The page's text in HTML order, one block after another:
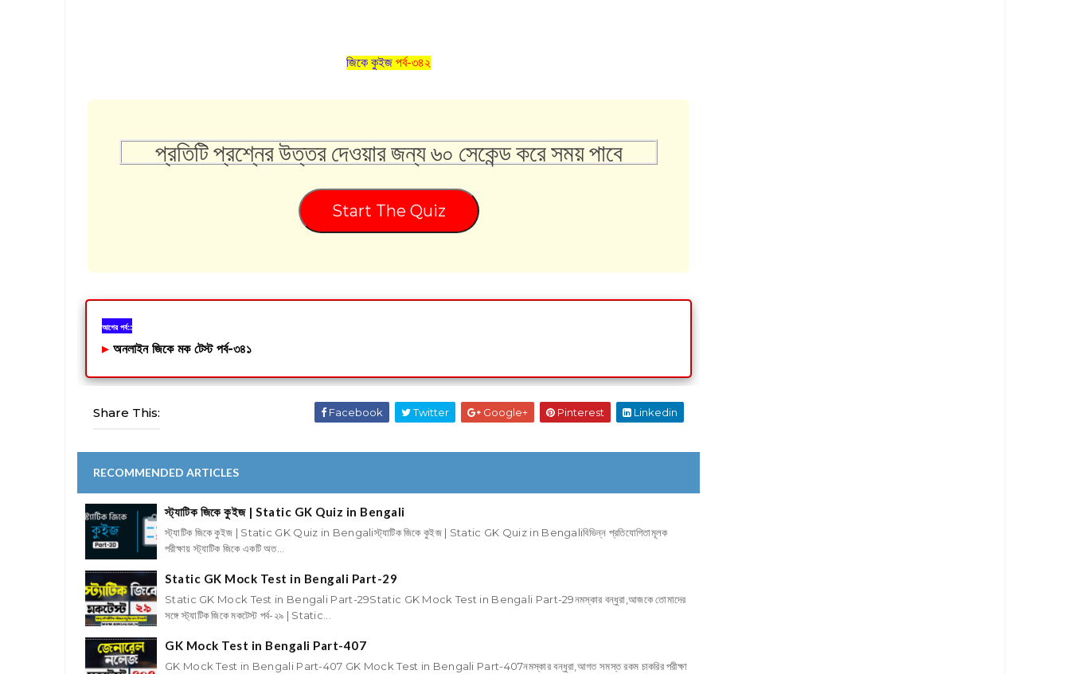
জিকে কুইজ পর্ব-৩৪২
প্রতিটি প্রশ্নের উত্তর দেওয়ার জন্য ৬০ সেকেন্ড করে সময় পাবে
Start The Quiz
আগের পর্ব::
▸ অনলাইন জিকে মক টেস্ট পর্ব-৩৪১
Share This: Facebook Twitter Google+ Pinterest Linkedin
RECOMMENDED ARTICLES
স্ট্যাটিক জিকে কুইজ | Static GK Quiz in Bengali
স্ট্যাটিক জিকে কুইজ | Static GK Quiz in Bengaliস্ট্যাটিক জিকে কুইজ | Static GK Quiz in Bengaliবিভিন্ন প্রতিযোগিতামূলক
পরীক্ষায় স্ট্যাটিক জিকে একটি অত...
Static GK Mock Test in Bengali Part-29
Static GK Mock Test in Bengali Part-29Static GK Mock Test in Bengali Part-29নমস্কার বন্ধুরা,আজকে তোমাদের
সঙ্গে স্ট্যাটিক জিকে মকটেস্ট পর্ব-২৯ | Static...
GK Mock Test in Bengali Part-407
GK Mock Test in Bengali Part-407 GK Mock Test in Bengali Part-407নমস্কার বন্ধুরা,আগত সমস্ত রকম চাকরির পরীক্ষা